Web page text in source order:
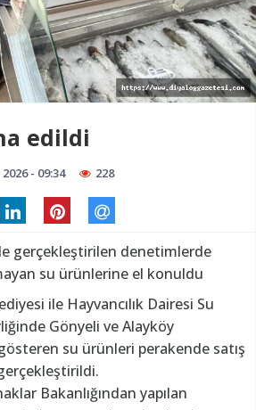
edildi
- 09:34 228
gerçekleştirilen denetimlerde
su ürünlerine el konuldu
ile Hayvancılık Dairesi Su
Gönyeli ve Alayköy
su ürünleri perakende satış
Bakanlığından yapılan